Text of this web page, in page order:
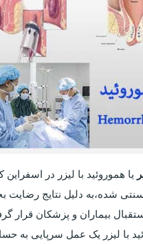
یا هموروئید با لیزر در اسفراین
شده،به دلیل نتایج رضایت
بیماران و پزشکان قرار
با لیزر یک عمل سرپایی به